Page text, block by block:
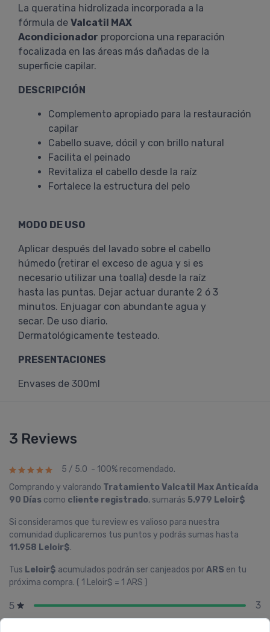
La queratina hidrolizada incorporada a la
fórmula de Valcatil MAX
Acondicionador proporciona una reparación
focalizada en las áreas más dañadas de la
superficie capilar.
DESCRIPCIÓN
Complemento apropiado para la restauración
capilar
Cabello suave, dócil y con brillo natural
Facilita el peinado
Revitaliza el cabello desde la raíz
Fortalece la estructura del pelo
MODO DE USO
Aplicar después del lavado sobre el cabello
húmedo (retirar el exceso de agua y si es
necesario utilizar una toalla) desde la raíz
hasta las puntas. Dejar actuar durante 2 ó 3
minutos. Enjuagar con abundante agua y
secar. De uso diario.
Dermatológicamente testeado.
PRESENTACIONES
Envases de 300ml
3 Reviews
5 / 5.0 - 100% recomendado.
Comprando y valorando Tratamiento Valcatil Max Anticaí­da
90 Dí­as como cliente registrado, sumarás 5.979 Leloir$
Si consideramos que tu review es valioso para nuestra
comunidad duplicaremos tus puntos y podrás sumas hasta
11.958 Leloir$.
Tus Leloir$ acumulados podrán ser canjeados porARS en tu
próxima compra. ( 1 Leloir$ = 1 ARS )
5
3